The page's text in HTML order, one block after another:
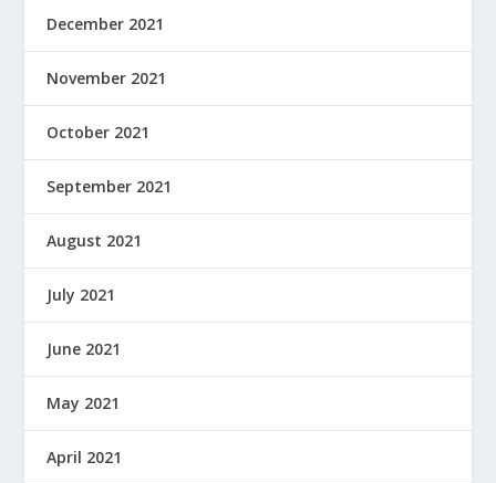
December 2021
November 2021
October 2021
September 2021
August 2021
July 2021
June 2021
May 2021
April 2021